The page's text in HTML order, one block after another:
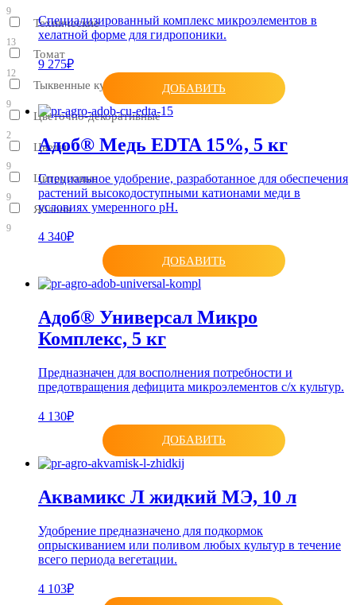
9
Технические
13
Томат
12
Тыквенные культуры
9
Цветочно-декоративные
2
Цветы
9
Цитрусовые
9
Яблоня
9
Специализированный комплекс микроэлементов в
хелатной форме для гидропоники.
9 275₽
ДОБАВИТЬ
Адоб® Медь EDTA 15%, 5 кг
Специальное удобрение, разработанное для обеспечения
растений высокодоступными катионами меди в
условиях умеренного рН.
4 340₽
ДОБАВИТЬ
Адоб® Универсал Микро
Комплекс, 5 кг
Предназначен для восполнения потребности и
предотвращения дефицита микроэлементов с/х культур.
4 130₽
ДОБАВИТЬ
Аквамикс Л жидкий МЭ, 10 л
Удобрение предназначено для подкормок
опрыскиванием или поливом любых культур в течение
всего периода вегетации.
4 103₽